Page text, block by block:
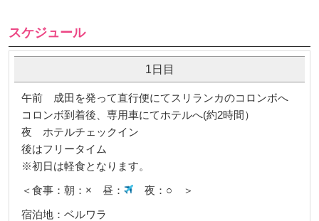
スケジュール
1日目
午前 成田を発って直行便にてスリランカのコロンボへ
コロンボ到着後、専用車にてホテルへ(約2時間）
夜 ホテルチェックイン
後はフリータイム
※初日は軽食となります。
＜食事：朝：× 昼：
夜：○ ＞
宿泊地：ベルワラ